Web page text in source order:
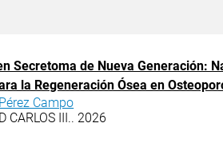
Secretoma de Nueva Generación:
la Regeneración Ósea en
Campo
CARLOS III.. 2026